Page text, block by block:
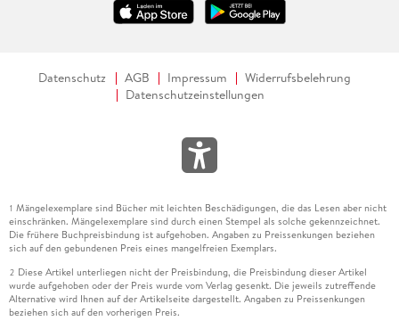
Datenschutz AGB Impressum
Widerrufsbelehrung
Datenschutzeinstellungen
1 Mängelexemplare sind Bücher mit leichten Beschädigungen, die das Lesen aber nicht
einschränken. Mängelexemplare sind durch einen Stempel als solche gekennzeichnet.
Die frühere Buchpreisbindung ist aufgehoben. Angaben zu Preissenkungen beziehen
sich auf den gebundenen Preis eines mangelfreien Exemplars.
2 Diese Artikel unterliegen nicht der Preisbindung, die Preisbindung dieser Artikel
wurde aufgehoben oder der Preis wurde vom Verlag gesenkt. Die jeweils zutreffende
Alternative wird Ihnen auf der Artikelseite dargestellt. Angaben zu Preissenkungen
beziehen sich auf den vorherigen Preis.